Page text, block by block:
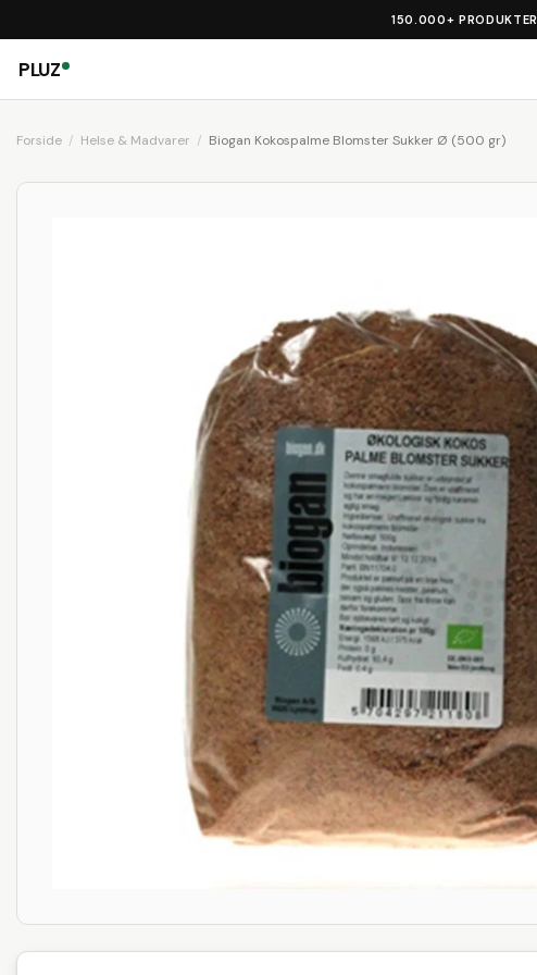
150.000+ PRODUKTER
PLUZ
Forside Helse & Madvarer Biogan Kokospalme Blomster Sukker Ø (500 gr)